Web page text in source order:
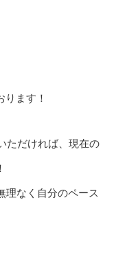
ます！
ただければ、現在の
理なく自分のペース